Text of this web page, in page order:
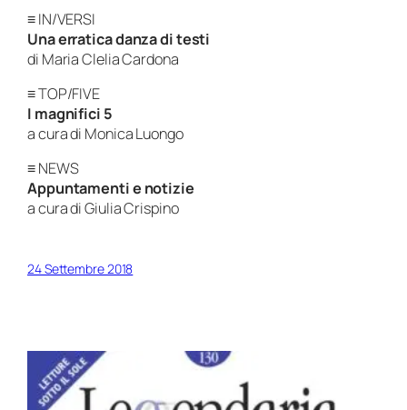
≡ IN/VERSI
Una erratica danza di testi
di Maria Clelia Cardona
≡ TOP/FIVE
I magnifici 5
a cura di Monica Luongo
≡ NEWS
Appuntamenti e notizie
a cura di Giulia Crispino
24 Settembre 2018